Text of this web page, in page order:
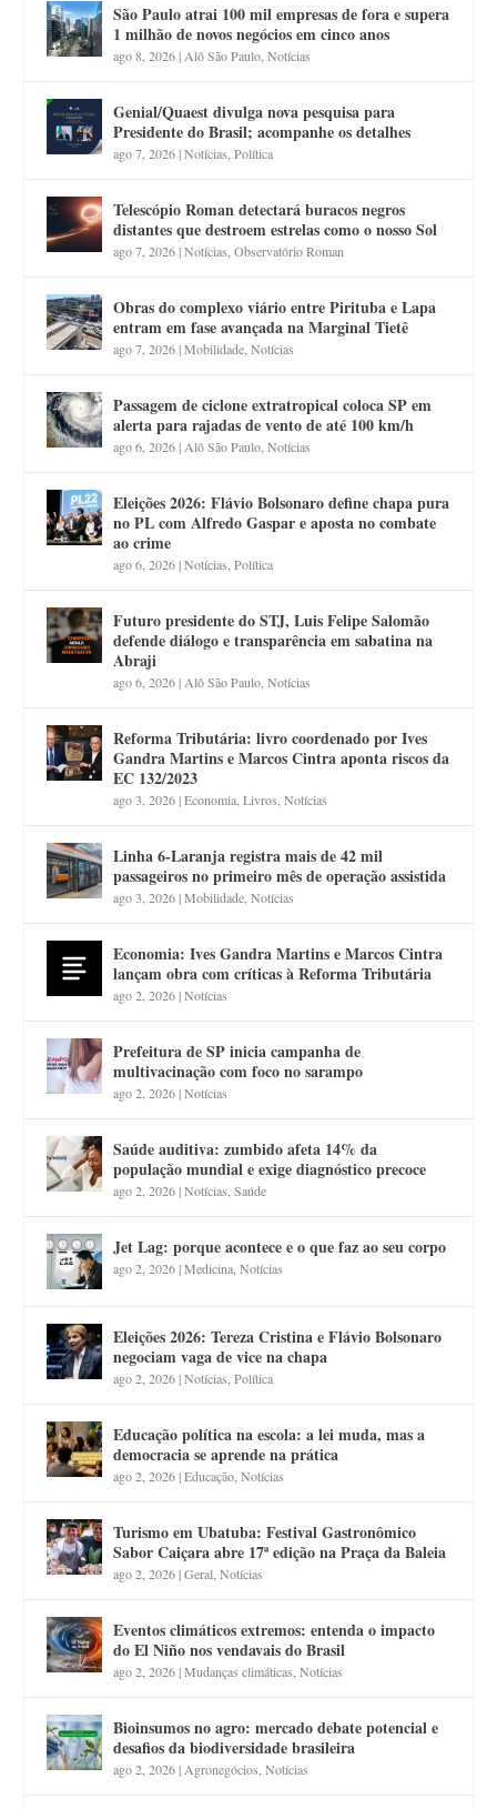
São Paulo atrai 100 mil empresas de fora e supera
1 milhão de novos negócios em cinco anos
ago 8, 2026| Alô São Paulo ,Notícias
Genial/Quaest divulga nova pesquisa para
Presidente do Brasil; acompanhe os detalhes
ago 7, 2026|Notícias ,Política
Telescópio Roman detectará buracos negros
distantes que destroem estrelas como o nosso Sol
ago 7, 2026|Notícias ,Observatório Roman
Obras do complexo viário entre Pirituba e Lapa
entram em fase avançada na Marginal Tietê
ago 7, 2026|Mobilidade ,Notícias
Passagem de ciclone extratropical coloca SP em
alerta para rajadas de vento de até 100 km/h
ago 6, 2026| Alô São Paulo ,Notícias
Eleições 2026: Flávio Bolsonaro define chapa pura
no PL com Alfredo Gaspar e aposta no combate
ao crime
ago 6, 2026|Notícias ,Política
Futuro presidente do STJ, Luis Felipe Salomão
defende diálogo e transparência em sabatina na
Abraji
ago 6, 2026| Alô São Paulo ,Notícias
Reforma Tributária: livro coordenado por Ives
Gandra Martins e Marcos Cintra aponta riscos da
EC 132/2023
ago 3, 2026|Economia ,Livros ,Notícias
Linha 6-Laranja registra mais de 42 mil
passageiros no primeiro mês de operação assistida
ago 3, 2026|Mobilidade ,Notícias
Economia: Ives Gandra Martins e Marcos Cintra
lançam obra com críticas à Reforma Tributária
ago 2, 2026|Notícias
Prefeitura de SP inicia campanha de
multivacinação com foco no sarampo
ago 2, 2026|Notícias
Saúde auditiva: zumbido afeta 14% da
população mundial e exige diagnóstico precoce
ago 2, 2026|Notícias ,Saúde
Jet Lag: porque acontece e o que faz ao seu corpo
ago 2, 2026|Medicina ,Notícias
Eleições 2026: Tereza Cristina e Flávio Bolsonaro
negociam vaga de vice na chapa
ago 2, 2026|Notícias ,Política
Educação política na escola: a lei muda, mas a
democracia se aprende na prática
ago 2, 2026|Educação ,Notícias
Turismo em Ubatuba: Festival Gastronômico
Sabor Caiçara abre 17ª edição na Praça da Baleia
ago 2, 2026|Geral ,Notícias
Eventos climáticos extremos: entenda o impacto
do El Niño nos vendavais do Brasil
ago 2, 2026|Mudanças climáticas ,Notícias
Bioinsumos no agro: mercado debate potencial e
desafios da biodiversidade brasileira
ago 2, 2026| Agronegócios ,Notícias